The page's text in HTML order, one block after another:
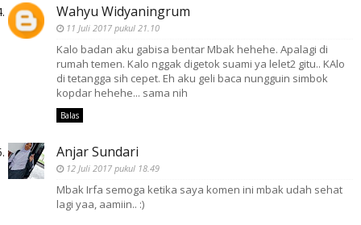
Wahyu Widyaningrum
11 Juli 2017 pukul 21.10
Kalo badan aku gabisa bentar Mbak hehehe. Apalagi di
rumah temen. Kalo nggak digetok suami ya lelet2 gitu.. KAlo
di tetangga sih cepet. Eh aku geli baca nungguin simbok
kopdar hehehe... sama nih
Balas
Anjar Sundari
12 Juli 2017 pukul 18.49
Mbak Irfa semoga ketika saya komen ini mbak udah sehat
lagi yaa, aamiin.. :)